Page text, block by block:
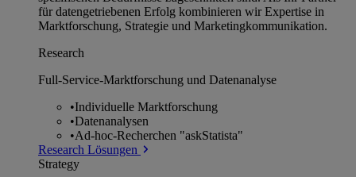
für datengetriebenen Erfolg kombinieren wir Expertise in
Marktforschung, Strategie und Marketingkommunikation.
Research
Full-Service-Marktforschung und Datenanalyse
•Individuelle Marktforschung
•Datenanalysen
•Ad-hoc-Recherchen "askStatista"
Research Lösungen
Strategy